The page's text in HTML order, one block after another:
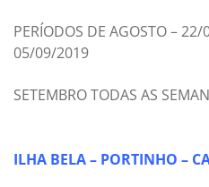
PERÍODOS DE AGOSTO –
05/09/2019
SETEMBRO TODAS AS
ILHA BELA – PORTINHO –